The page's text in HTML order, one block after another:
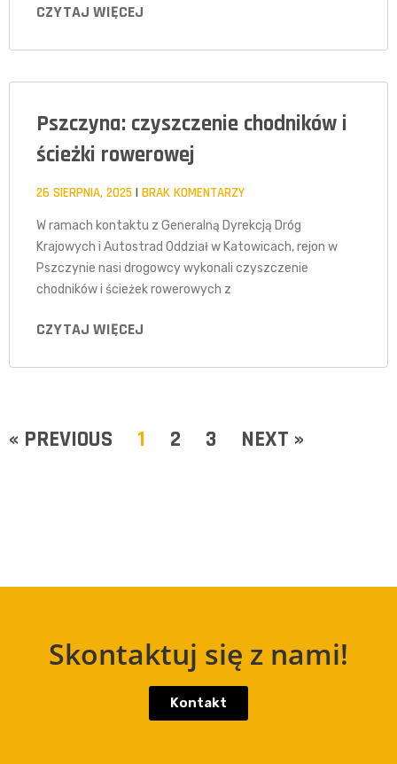
CZYTAJ WIĘCEJ
Pszczyna: czyszczenie chodników i
ścieżki rowerowej
26 SIERPNIA, 2025 BRAK KOMENTARZY
W ramach kontaktu z Generalną Dyrekcją Dróg
Krajowych i Autostrad Oddział w Katowicach, rejon w
Pszczynie nasi drogowcy wykonali czyszczenie
chodników i ścieżek rowerowych z
CZYTAJ WIĘCEJ
« PREVIOUS 1 2 3 NEXT »
Skontaktuj się z nami!
Kontakt